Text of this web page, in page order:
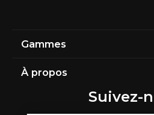
Gammes
À propos
Suivez-